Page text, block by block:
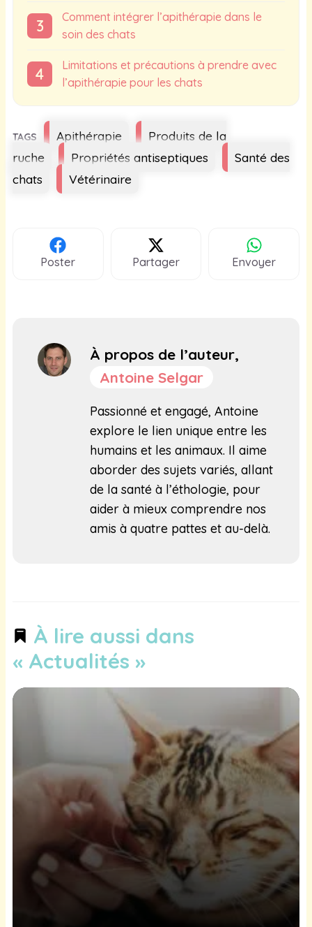
Comment intégrer l’apithérapie dans le
soin des chats
Limitations et précautions à prendre avec
l’apithérapie pour les chats
Étiquettes
Apithérapie
Produits de la
ruche
Propriétés antiseptiques
Santé des
chats
Vétérinaire
Poster Partager Envoyer
À propos de l’auteur,
Antoine Selgar
Passionné et engagé, Antoine
explore le lien unique entre les
humains et les animaux. Il aime
aborder des sujets variés, allant
de la santé à l’éthologie, pour
aider à mieux comprendre nos
amis à quatre pattes et au-delà.
À lire aussi dans
« Actualités »